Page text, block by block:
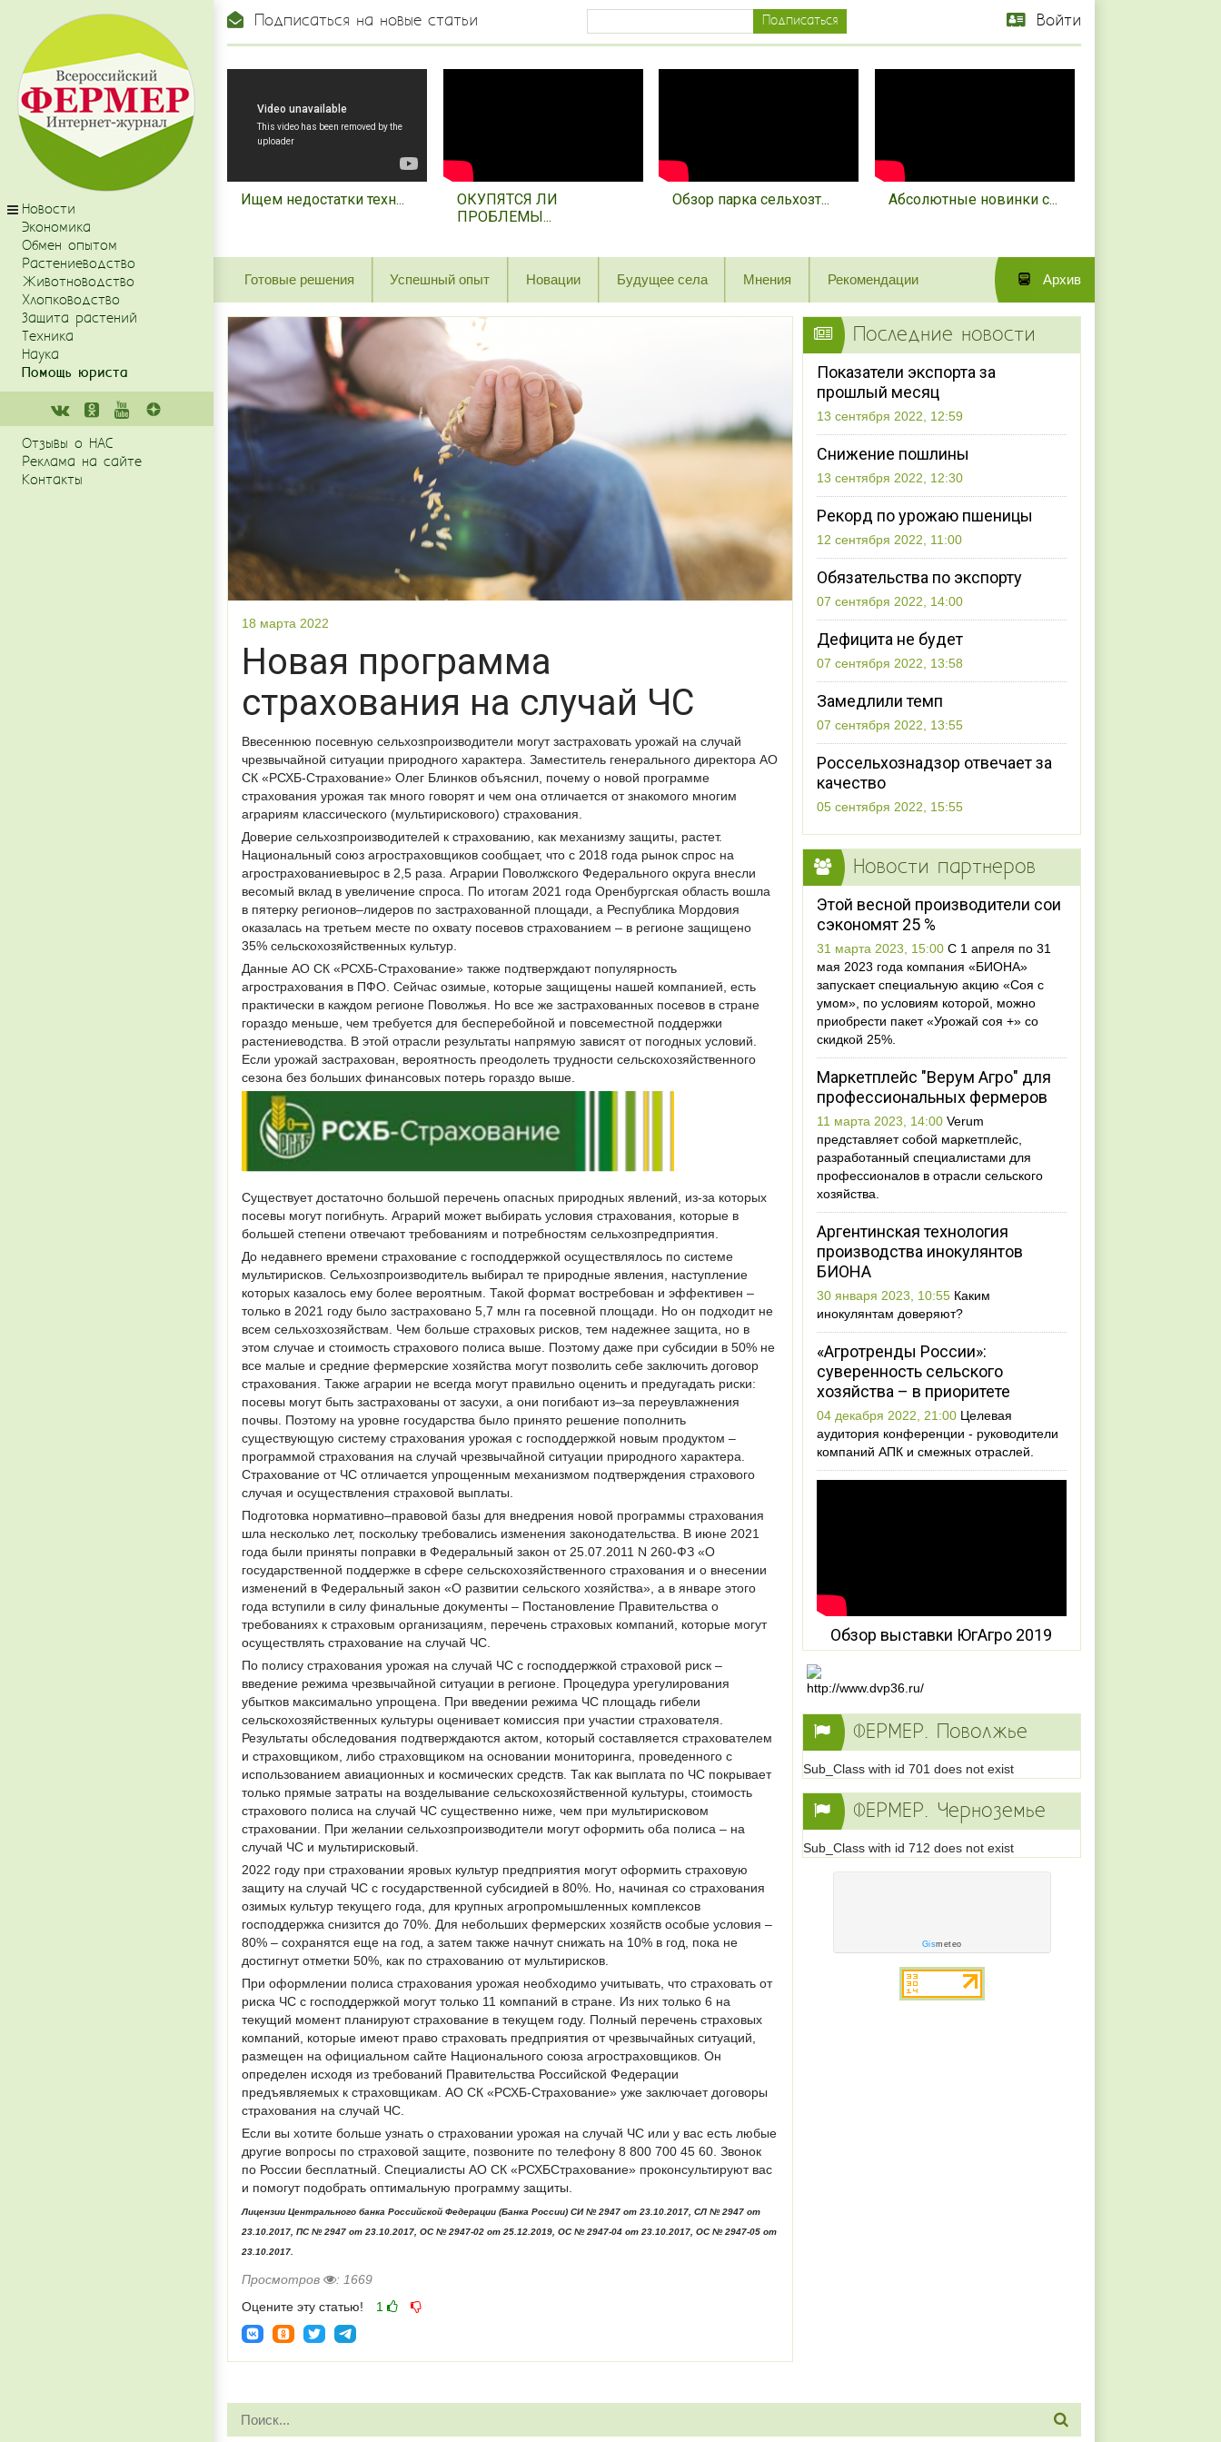
Новости
Экономика
Обмен опытом
Растениеводство
Животноводство
Хлопководство
Защита растений
Техника
Наука
Помощь юриста
Отзывы о НАС
Реклама на сайте
Контакты
Подписаться на новые статьи Войти
Ищем недостатки техн...
ОКУПЯТСЯ ЛИ
ПРОБЛЕМЫ...
Обзор парка сельхозт... Абсолютные новинки с...
Готовые решения Успешный опыт Новации Будущее села Мнения Рекомендации Архив
18 марта 2022
Новая программа
страхования на случай ЧС
Ввесеннюю посевную сельхозпроизводители могут застраховать урожай на случай
чрезвычайной ситуации природного характера. Заместитель генерального директора АО
СК «РСХБ-Страхование» Олег Блинков объяснил, почему о новой программе
страхования урожая так много говорят и чем она отличается от знакомого многим
аграриям классического (мультирискового) страхования.
Доверие сельхозпроизводителей к страхованию, как механизму защиты, растет.
Национальный союз агростраховщиков сообщает, что с 2018 года рынок спрос на
агрострахованиевырос в 2,5 раза. Аграрии Поволжского Федерального округа внесли
весомый вклад в увеличение спроса. По итогам 2021 года Оренбургская область вошла
в пятерку регионов–лидеров по застрахованной площади, а Республика Мордовия
оказалась на третьем месте по охвату посевов страхованием – в регионе защищено
35% сельскохозяйственных культур.
Данные АО СК «РСХБ-Страхование» также подтверждают популярность
агрострахования в ПФО. Сейчас озимые, которые защищены нашей компанией, есть
практически в каждом регионе Поволжья. Но все же застрахованных посевов в стране
гораздо меньше, чем требуется для бесперебойной и повсеместной поддержки
растениеводства. В этой отрасли результаты напрямую зависят от погодных условий.
Если урожай застрахован, вероятность преодолеть трудности сельскохозяйственного
сезона без больших финансовых потерь гораздо выше.
Существует достаточно большой перечень опасных природных явлений, из-за которых
посевы могут погибнуть. Аграрий может выбирать условия страхования, которые в
большей степени отвечают требованиям и потребностям сельхозпредприятия.
До недавнего времени страхование с господдержкой осуществлялось по системе
мультирисков. Сельхозпроизводитель выбирал те природные явления, наступление
которых казалось ему более вероятным. Такой формат востребован и эффективен –
только в 2021 году было застраховано 5,7 млн га посевной площади. Но он подходит не
всем сельхозхозяйствам. Чем больше страховых рисков, тем надежнее защита, но в
этом случае и стоимость страхового полиса выше. Поэтому даже при субсидии в 50% не
все малые и средние фермерские хозяйства могут позволить себе заключить договор
страхования. Также аграрии не всегда могут правильно оценить и предугадать риски:
посевы могут быть застрахованы от засухи, а они погибают из–за переувлажнения
почвы. Поэтому на уровне государства было принято решение пополнить
существующую систему страхования урожая с господдержкой новым продуктом –
программой страхования на случай чрезвычайной ситуации природного характера.
Страхование от ЧС отличается упрощенным механизмом подтверждения страхового
случая и осуществления страховой выплаты.
Подготовка нормативно–правовой базы для внедрения новой программы страхования
шла несколько лет, поскольку требовались изменения законодательства. В июне 2021
года были приняты поправки в Федеральный закон от 25.07.2011 N 260-ФЗ «О
государственной поддержке в сфере сельскохозяйственного страхования и о внесении
изменений в Федеральный закон «О развитии сельского хозяйства», а в январе этого
года вступили в силу финальные документы – Постановление Правительства о
требованиях к страховым организациям, перечень страховых компаний, которые могут
осуществлять страхование на случай ЧС.
По полису страхования урожая на случай ЧС с господдержкой страховой риск –
введение режима чрезвычайной ситуации в регионе. Процедура урегулирования
убытков максимально упрощена. При введении режима ЧС площадь гибели
сельскохозяйственных культуры оценивает комиссия при участии страхователя.
Результаты обследования подтверждаются актом, который составляется страхователем
и страховщиком, либо страховщиком на основании мониторинга, проведенного с
использованием авиационных и космических средств. Так как выплата по ЧС покрывает
только прямые затраты на возделывание сельскохозяйственной культуры, стоимость
страхового полиса на случай ЧС существенно ниже, чем при мультирисковом
страховании. При желании сельхозпроизводители могут оформить оба полиса – на
случай ЧС и мультирисковый.
2022 году при страховании яровых культур предприятия могут оформить страховую
защиту на случай ЧС с государственной субсидией в 80%. Но, начиная со страхования
озимых культур текущего года, для крупных агропромышленных комплексов
господдержка снизится до 70%. Для небольших фермерских хозяйств особые условия –
80% – сохранятся еще на год, а затем также начнут снижать на 10% в год, пока не
достигнут отметки 50%, как по страхованию от мультирисков.
При оформлении полиса страхования урожая необходимо учитывать, что страховать от
риска ЧС с господдержкой могут только 11 компаний в стране. Из них только 6 на
текущий момент планируют страхование в текущем году. Полный перечень страховых
компаний, которые имеют право страховать предприятия от чрезвычайных ситуаций,
размещен на официальном сайте Национального союза агростраховщиков. Он
определен исходя из требований Правительства Российской Федерации
предъявляемых к страховщикам. АО СК «РСХБ-Страхование» уже заключает договоры
страхования на случай ЧС.
Если вы хотите больше узнать о страховании урожая на случай ЧС или у вас есть любые
другие вопросы по страховой защите, позвоните по телефону 8 800 700 45 60. Звонок
по России бесплатный. Специалисты АО СК «РСХБСтрахование» проконсультируют вас
и помогут подобрать оптимальную программу защиты.
Лицензии Центрального банка Российской Федерации (Банка России) СИ № 2947 от 23.10.2017, СЛ № 2947 от
23.10.2017, ПС № 2947 от 23.10.2017, ОС № 2947-02 от 25.12.2019, ОС № 2947-04 от 23.10.2017, ОС № 2947-05 от
23.10.2017.
Просмотров
: 1669
Оцените эту статью!
1
Последние новости
Показатели экспорта за
прошлый месяц
13 сентября 2022, 12:59
Снижение пошлины
13 сентября 2022, 12:30
Рекорд по урожаю пшеницы
12 сентября 2022, 11:00
Обязательства по экспорту
07 сентября 2022, 14:00
Дефицита не будет
07 сентября 2022, 13:58
Замедлили темп
07 сентября 2022, 13:55
Россельхознадзор отвечает за
качество
05 сентября 2022, 15:55
Новости партнеров
Этой весной производители сои
сэкономят 25 %
31 марта 2023, 15:00С 1 апреля по 31
мая 2023 года компания «БИОНА»
запускает специальную акцию «Соя с
умом», по условиям которой, можно
приобрести пакет «Урожай соя +» со
скидкой 25%.
Маркетплейс "Верум Агро" для
профессиональных фермеров
11 марта 2023, 14:00Verum
представляет собой маркетплейс,
разработанный специалистами для
профессионалов в отрасли сельского
хозяйства.
Аргентинская технология
производства инокулянтов
БИОНА
30 января 2023, 10:55 Каким
инокулянтам доверяют?
«Агротренды России»:
суверенность сельского
хозяйства – в приоритете
04 декабря 2022, 21:00 Целевая
аудитория конференции - руководители
компаний АПК и смежных отраслей.
Обзор выставки ЮгАгро 2019
ФЕРМЕР. Поволжье
Sub_Class with id 701 does not exist
ФЕРМЕР. Черноземье
Sub_Class with id 712 does not exist
Gismeteo